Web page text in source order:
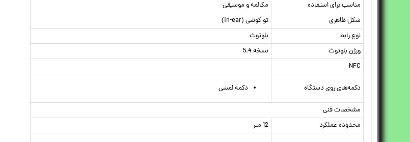
مناسب برای استفاده
مکالمه و موسیقی
شکل ظاهری
تو گوشی (in-ear)
نوع رابط
بلوتوث
ورژن بلوتوث
نسخه 5.4
NFC
دکمه‌های روی دستگاه دکمه لمسی
مشخصات فنی
محدوده عملکرد
12 متر